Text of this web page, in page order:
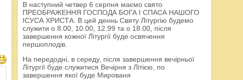
В наступний четвер 6 серпня маємо свято
ПРЕОБРАЖЕННЯ ГОСПОДА БОГА І СПАСА НАШОГО
ІСУСА ХРИСТА. В цей деннь Святу Літургію будемо
служити о 8.00, 10.00, 12.99 та о 18.00, після
завершення кожної Літургії буде освячення
першоплодів.
На передодні, в середу, після завершення вечірньої
Літургії буде служитися Вечірня з Літією, по
завершення якої буде Мированя